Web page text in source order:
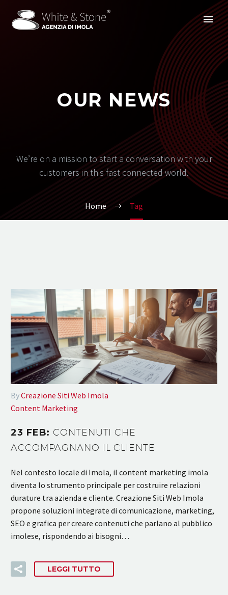
OUR NEWS
We’re on a mission to start a conversation with your
customers in this fast connected world.
Home Tag
ByCreazione Siti Web Imola
Content Marketing
23 FEB:CONTENUTI CHE
ACCOMPAGNANO IL CLIENTE
Nel contesto locale di Imola, il content marketing imola
diventa lo strumento principale per costruire relazioni
durature tra azienda e cliente. Creazione Siti Web Imola
propone soluzioni integrate di comunicazione, marketing,
SEO e grafica per creare contenuti che parlano al pubblico
imolese, rispondendo ai bisogni…
LEGGI TUTTO